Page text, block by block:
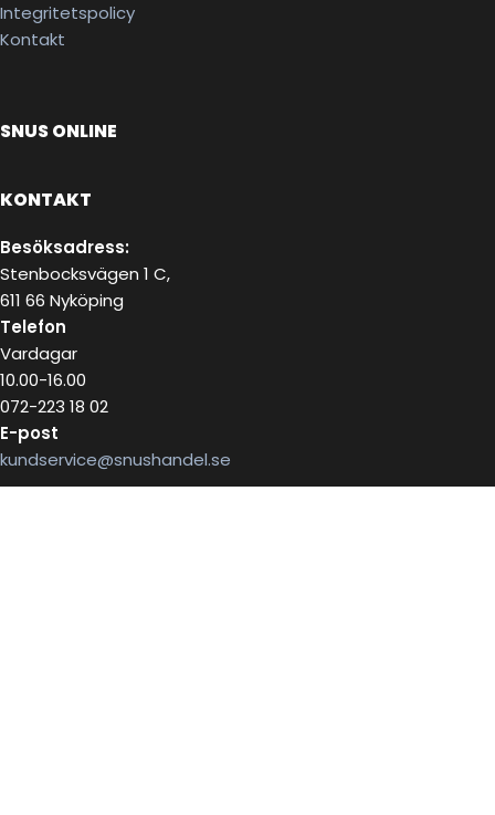
Integritetspolicy
Kontakt
SNUS ONLINE
KONTAKT
Besöksadress:
Stenbocksvägen 1 C,
611 66 Nyköping
Telefon
Vardagar
10.00-16.00
072-223 18 02
E-post
kundservice@snushandel.se